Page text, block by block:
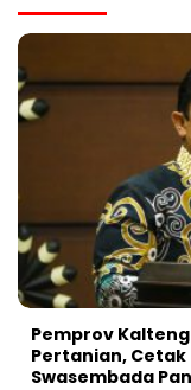
Pemprov
Pertanian,
Swasembada